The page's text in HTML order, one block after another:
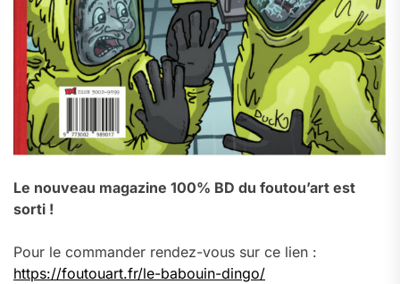
Le nouveau magazine 100% BD du foutou’art est
sorti !
Pour le commander rendez-vous sur ce lien :
https://foutouart.fr/le-babouin-dingo/